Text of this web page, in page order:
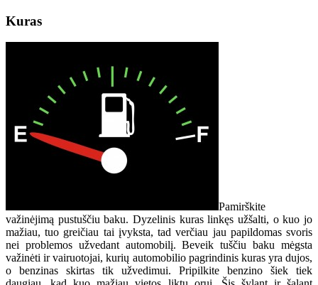
Kuras
Pamirškite
važinėjimą pustuščiu baku. Dyzelinis kuras linkęs užšalti, o kuo jo
mažiau, tuo greičiau tai įvyksta, tad verčiau jau papildomas svoris
nei problemos užvedant automobilį. Beveik tuščiu baku mėgsta
važinėti ir vairuotojai, kurių automobilio pagrindinis kuras yra dujos,
o benzinas skirtas tik užvedimui. Pripilkite benzino šiek tiek